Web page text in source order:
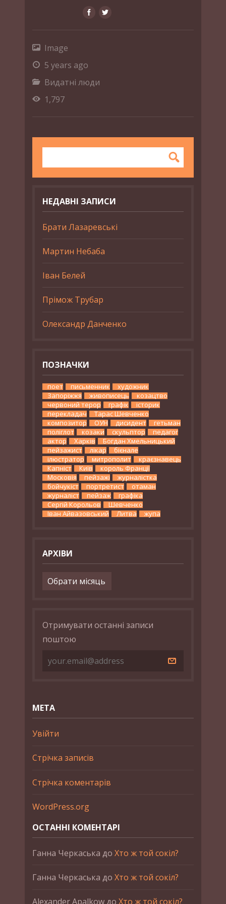
Image
5 years ago
Видатні люди
1,797
НЕДАВНІ ЗАПИСИ
Брати Лазаревські
Мартин Небаба
Іван Белей
Прімож Трубар
Олександр Данченко
ПОЗНАЧКИ
поет письменник
художник
Запоріжжя
живописець
козацтво
червоний терор
графік
історик
перекладач
Тарас Шевченко
композитор
ОУН дисидент
гетьман
поліглот
козаки скульптор
педагог
актор
Харків
Богдан Хмельницький
пейзажист
лікар
бієнале
ілюстратор
митрополит
краєзнавець
Капніст
Київ
король Франції
Московія
пейзажі
журналістка
бойчукіст
портретист
отаман
журналіст
пейзаж
графіка
Сергій Корольов
Шевченко
Іван Айвазовський
Литва жупа
АРХІВИ
Архіви
Отримувати останні записи
поштою
МЕТА
Увійти
Стрічка записів
Стрічка коментарів
WordPress.org
ОСТАННІ КОМЕНТАРІ
Ганна Черкаська до Хто ж той сокіл?
Ганна Черкаська до Хто ж той сокіл?
Alexander Apalkow до Хто ж той сокіл?